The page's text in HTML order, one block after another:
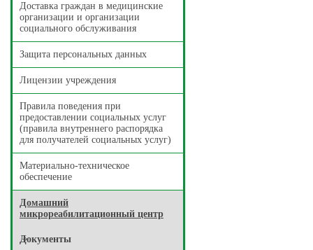
Доставка граждан в медицинские
организации и организации
социального обслуживания
Защита персональных данных
Лицензии учреждения
Правила поведения при
предоставлении социальных услуг
(правила внутреннего распорядка
для получателей социальных услуг)
Материально-техническое
обеспечение
Домашний
микрореабилитационный центр
Документы